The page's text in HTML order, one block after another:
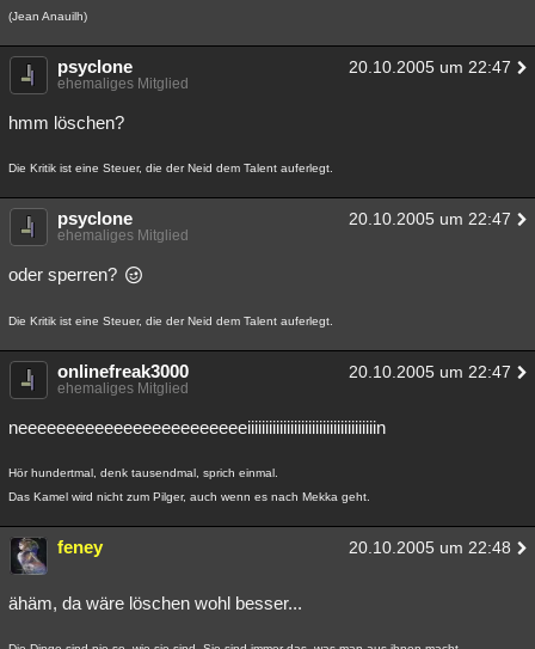
(Jean Anauilh)
psyclone 20.10.2005 um 22:47
ehemaliges Mitglied
hmm löschen?
Die Kritik ist eine Steuer, die der Neid dem Talent auferlegt.
psyclone 20.10.2005 um 22:47
ehemaliges Mitglied
oder sperren?
Die Kritik ist eine Steuer, die der Neid dem Talent auferlegt.
onlinefreak3000 20.10.2005 um 22:47
ehemaliges Mitglied
neeeeeeeeeeeeeeeeeeeeeeeeiiiiiiiiiiiiiiiiiiiiiiiiiiiiiiiiiiiin
Hör hundertmal, denk tausendmal, sprich einmal.
Das Kamel wird nicht zum Pilger, auch wenn es nach Mekka geht.
feney 20.10.2005 um 22:48
ähäm, da wäre löschen wohl besser...